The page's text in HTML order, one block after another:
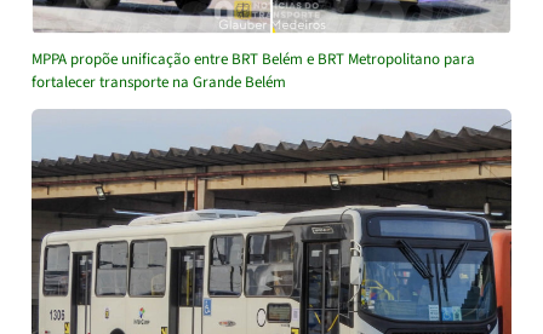
MPPA propõe unificação entre BRT Belém e BRT Metropolitano para
fortalecer transporte na Grande Belém